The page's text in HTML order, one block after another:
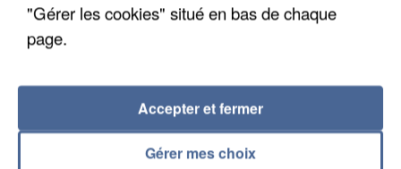
"Gérer les cookies" situé en bas de chaque
page.
Gérer mes choix
Accepter et fermer